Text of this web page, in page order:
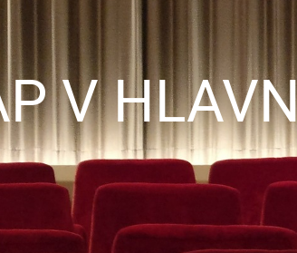
V